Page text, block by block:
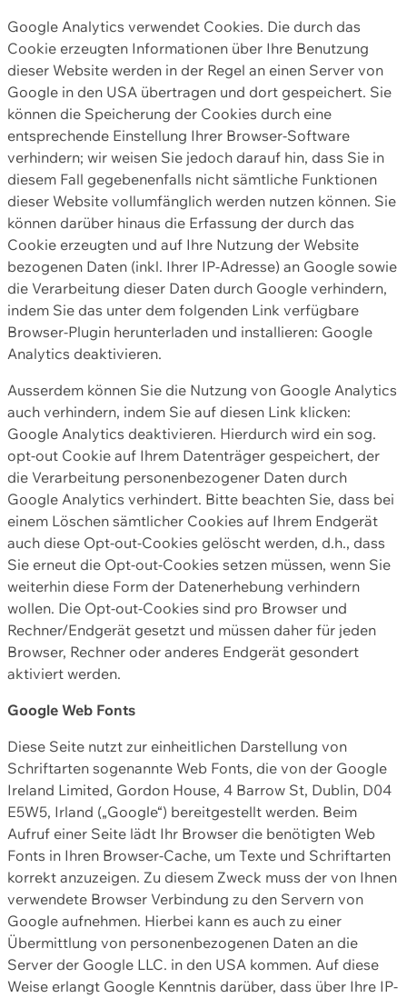
Google Analytics verwendet Cookies. Die durch das
Cookie erzeugten Informationen über Ihre Benutzung
dieser Website werden in der Regel an einen Server von
Google in den USA übertragen und dort gespeichert. Sie
können die Speicherung der Cookies durch eine
entsprechende Einstellung Ihrer Browser-Software
verhindern; wir weisen Sie jedoch darauf hin, dass Sie in
diesem Fall gegebenenfalls nicht sämtliche Funktionen
dieser Website vollumfänglich werden nutzen können. Sie
können darüber hinaus die Erfassung der durch das
Cookie erzeugten und auf Ihre Nutzung der Website
bezogenen Daten (inkl. Ihrer IP-Adresse) an Google sowie
die Verarbeitung dieser Daten durch Google verhindern,
indem Sie das unter dem folgenden Link verfügbare
Browser-Plugin herunterladen und installieren: Google
Analytics deaktivieren.
Ausserdem können Sie die Nutzung von Google Analytics
auch verhindern, indem Sie auf diesen Link klicken:
Google Analytics deaktivieren. Hierdurch wird ein sog.
opt-out Cookie auf Ihrem Datenträger gespeichert, der
die Verarbeitung personenbezogener Daten durch
Google Analytics verhindert. Bitte beachten Sie, dass bei
einem Löschen sämtlicher Cookies auf Ihrem Endgerät
auch diese Opt-out-Cookies gelöscht werden, d.h., dass
Sie erneut die Opt-out-Cookies setzen müssen, wenn Sie
weiterhin diese Form der Datenerhebung verhindern
wollen. Die Opt-out-Cookies sind pro Browser und
Rechner/Endgerät gesetzt und müssen daher für jeden
Browser, Rechner oder anderes Endgerät gesondert
aktiviert werden.
Google Web Fonts
Diese Seite nutzt zur einheitlichen Darstellung von
Schriftarten sogenannte Web Fonts, die von der Google
Ireland Limited, Gordon House, 4 Barrow St, Dublin, D04
E5W5, Irland („Google“) bereitgestellt werden. Beim
Aufruf einer Seite lädt Ihr Browser die benötigten Web
Fonts in Ihren Browser-Cache, um Texte und Schriftarten
korrekt anzuzeigen. Zu diesem Zweck muss der von Ihnen
verwendete Browser Verbindung zu den Servern von
Google aufnehmen. Hierbei kann es auch zu einer
Übermittlung von personenbezogenen Daten an die
Server der Google LLC. in den USA kommen. Auf diese
Weise erlangt Google Kenntnis darüber, dass über Ihre IP-